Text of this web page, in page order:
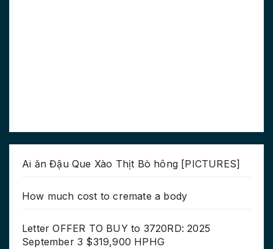
Ai ăn Đậu Que Xào Thịt Bò hông [PICTURES]
How much cost to cremate a body
Letter OFFER TO BUY to 3720RD: 2025
September 3 $319,900 HPHG